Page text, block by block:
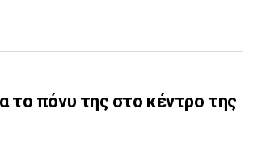
το πόνυ της στο κέντρο της